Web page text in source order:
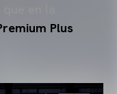
en la
Plus